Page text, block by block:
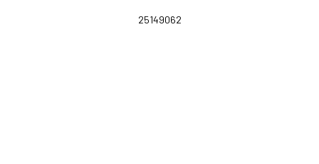
25149062